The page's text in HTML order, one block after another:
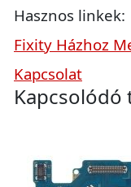
Hasznos linkek:
Fixity Házhoz
Kapcsolat